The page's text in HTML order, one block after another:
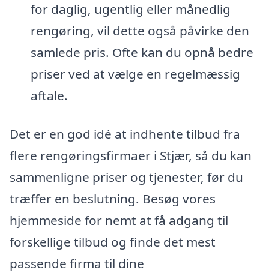
for daglig, ugentlig eller månedlig
rengøring, vil dette også påvirke den
samlede pris. Ofte kan du opnå bedre
priser ved at vælge en regelmæssig
aftale.
Det er en god idé at indhente tilbud fra
flere rengøringsfirmaer i Stjær, så du kan
sammenligne priser og tjenester, før du
træffer en beslutning. Besøg vores
hjemmeside for nemt at få adgang til
forskellige tilbud og finde det mest
passende firma til dine